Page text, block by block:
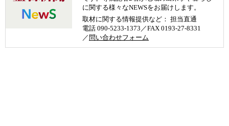
に関する様々なNEWSをお届けします。
取材に関する情報提供など： 担当直通
電話 090-5233-1373／FAX 0193-27-8331
／ 問い合わせフォーム